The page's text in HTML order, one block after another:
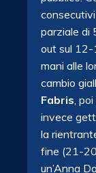
parziale di
out sul 12-
mani alle
cambio
Fabris,
invece
la
fine (21-
un’Anna